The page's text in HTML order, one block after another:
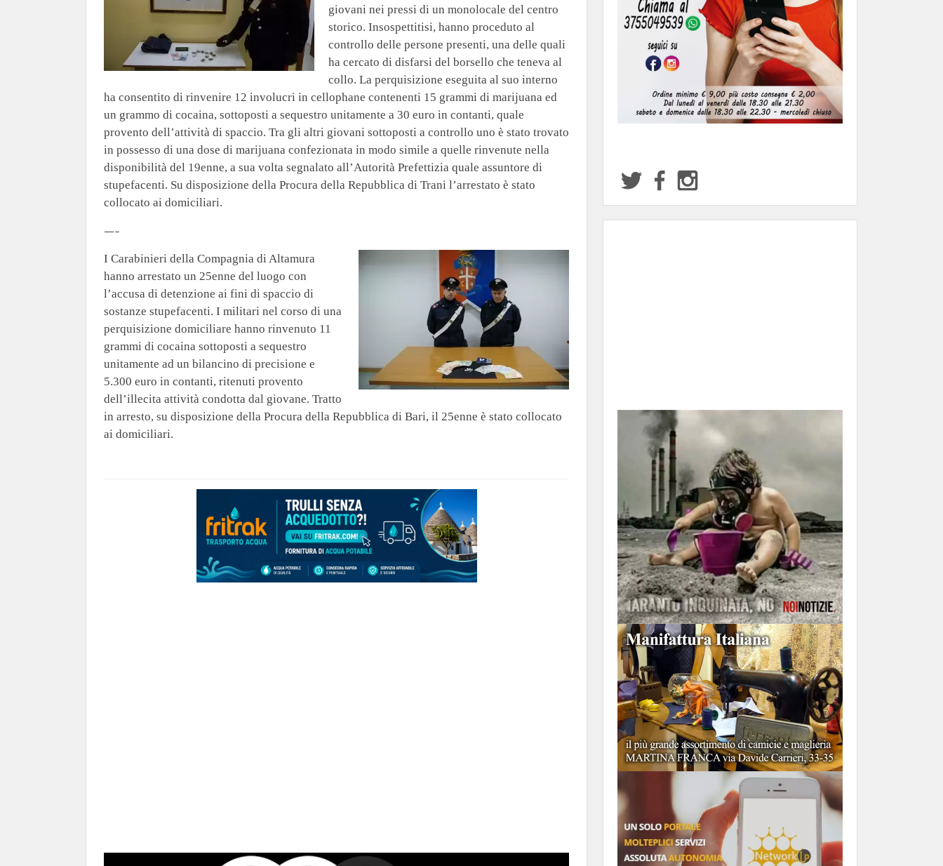
giovani nei pressi di un monolocale del centro
storico. Insospettitisi, hanno proceduto al
controllo delle persone presenti, una delle quali
ha cercato di disfarsi del borsello che teneva al
collo. La perquisizione eseguita al suo interno
ha consentito di rinvenire 12 involucri in cellophane contenenti 15 grammi di marijuana ed
un grammo di cocaina, sottoposti a sequestro unitamente a 30 euro in contanti, quale
provento dell’attività di spaccio. Tra gli altri giovani sottoposti a controllo uno è stato trovato
in possesso di una dose di marijuana confezionata in modo simile a quelle rinvenute nella
disponibilità del 19enne, a sua volta segnalato all’Autorità Prefettizia quale assuntore di
stupefacenti. Su disposizione della Procura della Repubblica di Trani l’arrestato è stato
collocato ai domiciliari.
—–
I Carabinieri della Compagnia di Altamura
hanno arrestato un 25enne del luogo con
l’accusa di detenzione ai fini di spaccio di
sostanze stupefacenti. I militari nel corso di una
perquisizione domiciliare hanno rinvenuto 11
grammi di cocaina sottoposti a sequestro
unitamente ad un bilancino di precisione e
5.300 euro in contanti, ritenuti provento
dell’illecita attività condotta dal giovane. Tratto
in arresto, su disposizione della Procura della Repubblica di Bari, il 25enne è stato collocato
ai domiciliari.